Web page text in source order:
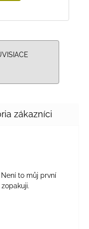
z 5 hviezdičiek.
to můj první
z 5 hviezdičiek.